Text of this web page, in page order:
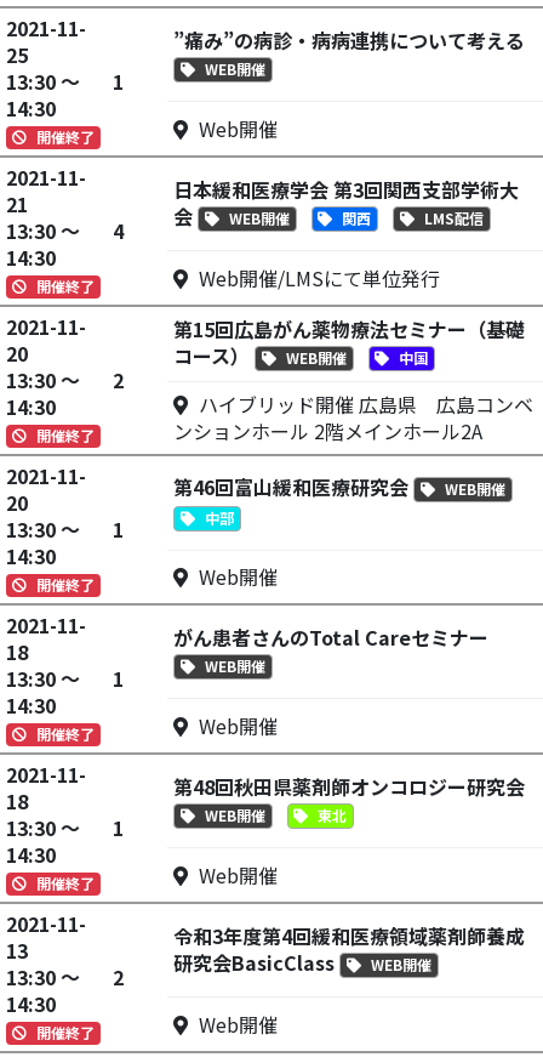
2021-11-
25
13:30 ～
14:30
開催終了
1
”痛み”の病診・病病連携について考える
WEB開催
Web開催
2021-11-
21
13:30 ～
14:30
開催終了
4
日本緩和医療学会 第3回関西支部学術大
会
WEB開催 関西 LMS配信
Web開催/LMSにて単位発行
2021-11-
20
13:30 ～
14:30
開催終了
2
第15回広島がん薬物療法セミナー（基礎
コース）
WEB開催 中国
ハイブリッド開催 広島県 広島コンベ
ンションホール 2階メインホール2A
2021-11-
20
13:30 ～
14:30
開催終了
1
第46回富山緩和医療研究会
WEB開催
中部
Web開催
2021-11-
18
13:30 ～
14:30
開催終了
1
がん患者さんのTotal Careセミナー
WEB開催
Web開催
2021-11-
18
13:30 ～
14:30
開催終了
1
第48回秋田県薬剤師オンコロジー研究会
WEB開催 東北
Web開催
2021-11-
13
13:30 ～
14:30
開催終了
2
令和3年度第4回緩和医療領域薬剤師養成
研究会BasicClass
WEB開催
Web開催